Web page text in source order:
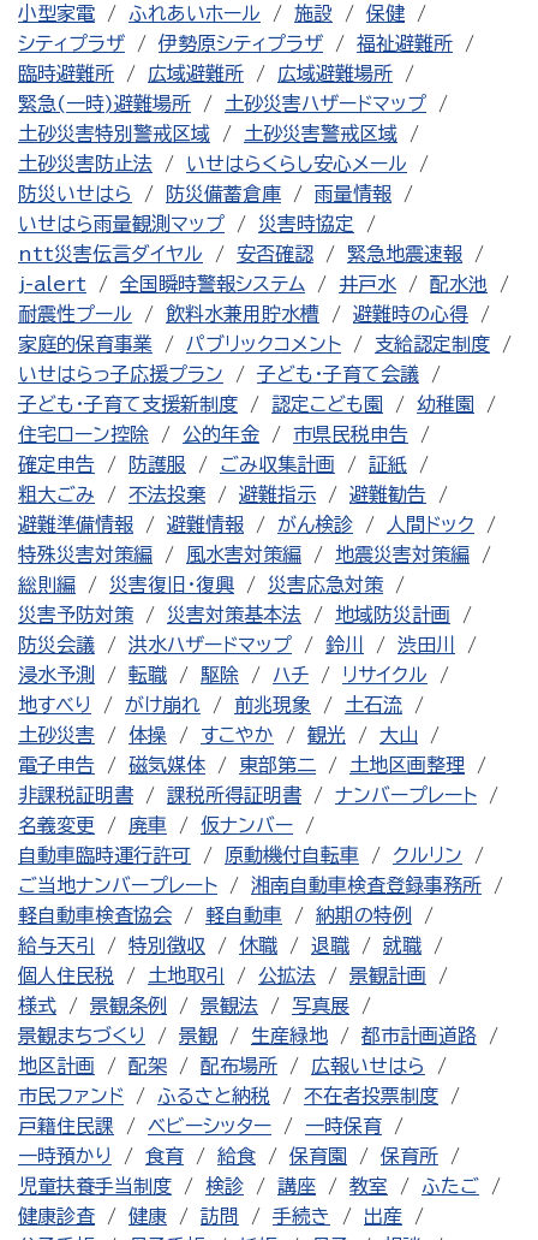
小型家電 ふれあいホール 施設
保健
シティプラザ
伊勢原シティプラザ
福祉避難所
臨時避難所
広域避難所
広域避難場所
緊急(一時)避難場所
土砂災害ハザードマップ
土砂災害特別警戒区域
土砂災害警戒区域
土砂災害防止法
いせはらくらし安心メール
防災いせはら
防災備蓄倉庫
雨量情報
いせはら雨量観測マップ
災害時協定
ntt災害伝言ダイヤル
安否確認
緊急地震速報
j-alert
全国瞬時警報システム 井戸水
配水池
耐震性プール
飲料水兼用貯水槽
避難時の心得
家庭的保育事業
パブリックコメント
支給認定制度
いせはらっ子応援プラン
子ども・子育て会議
子ども・子育て支援新制度
認定こども園
幼稚園
住宅ローン控除
公的年金
市県民税申告
確定申告
防護服 ごみ収集計画
証紙
粗大ごみ
不法投棄 避難指示
避難勧告
避難準備情報
避難情報 がん検診
人間ドック
特殊災害対策編
風水害対策編
地震災害対策編
総則編
災害復旧・復興
災害応急対策
災害予防対策
災害対策基本法
地域防災計画
防災会議
洪水ハザードマップ 鈴川
渋田川
浸水予測
転職 駆除 ハチ
リサイクル
地すべり
がけ崩れ 前兆現象
土石流
土砂災害
体操 すこやか 観光
大山
電子申告
磁気媒体 東部第二
土地区画整理
非課税証明書
課税所得証明書
ナンバープレート
名義変更
廃車
仮ナンバー
自動車臨時運行許可
原動機付自転車
クルリン
ご当地ナンバープレート
湘南自動車検査登録事務所
軽自動車検査協会
軽自動車
納期の特例
給与天引
特別徴収 休職 退職
就職
個人住民税
土地取引 公拡法
景観計画
様式
景観条例 景観法
写真展
景観まちづくり
景観 生産緑地
都市計画道路
地区計画
配架 配布場所
広報いせはら
市民ファンド
ふるさと納税
不在者投票制度
戸籍住民課
ベビーシッター
一時保育
一時預かり
食育 給食 保育園
保育所
児童扶養手当制度
検診 講座 教室
ふたご
健康診査
健康 訪問 手続き
出産